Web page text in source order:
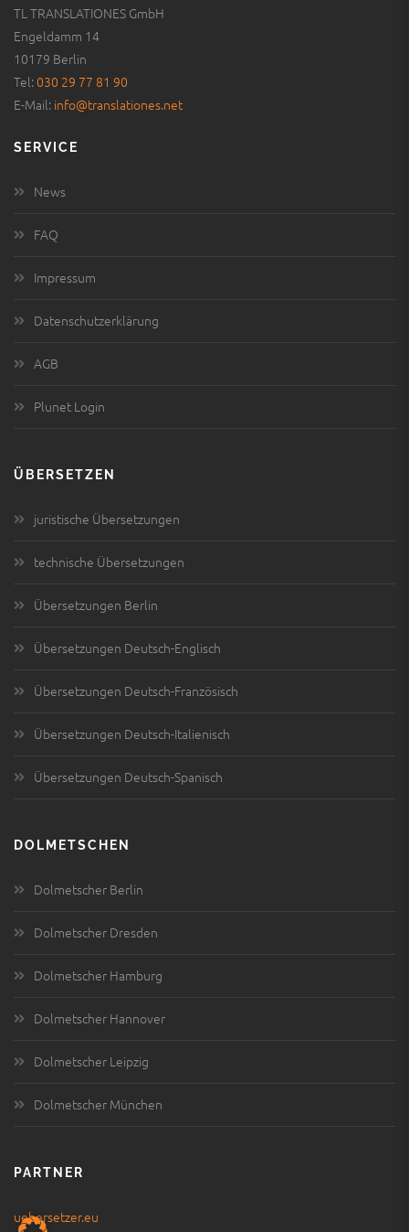
TL TRANSLATIONES GmbH
Engeldamm 14
10179 Berlin
Tel:030 29 77 81 90
E-Mail: info@translationes.net
SERVICE
News
FAQ
Impressum
Datenschutzerklärung
AGB
Plunet Login
ÜBERSETZEN
juristische Übersetzungen
technische Übersetzungen
Übersetzungen Berlin
Übersetzungen Deutsch-Englisch
Übersetzungen Deutsch-Französisch
Übersetzungen Deutsch-Italienisch
Übersetzungen Deutsch-Spanisch
DOLMETSCHEN
Dolmetscher Berlin
Dolmetscher Dresden
Dolmetscher Hamburg
Dolmetscher Hannover
Dolmetscher Leipzig
Dolmetscher München
PARTNER
uebersetzer.eu